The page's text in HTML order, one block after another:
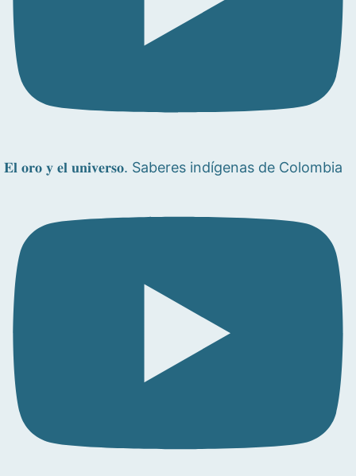
𝐄𝐥 𝐨𝐫𝐨 𝐲 𝐞𝐥 𝐮𝐧𝐢𝐯𝐞𝐫𝐬𝐨. Saberes indígenas de Colombia